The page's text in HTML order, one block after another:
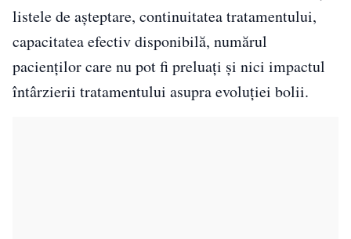
listele de așteptare, continuitatea tratamentului,
capacitatea efectiv disponibilă, numărul
pacienților care nu pot fi preluați și nici impactul
întârzierii tratamentului asupra evoluției bolii.